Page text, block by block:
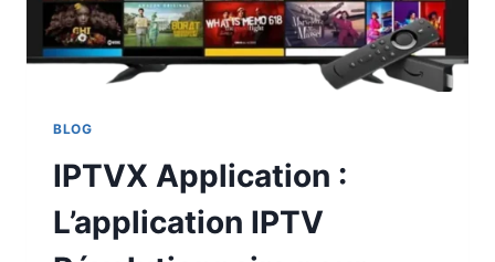
BLOG
IPTVX Application :
L’application IPTV